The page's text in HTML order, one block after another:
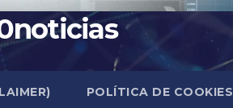
POLÍTICA DE COOKIES